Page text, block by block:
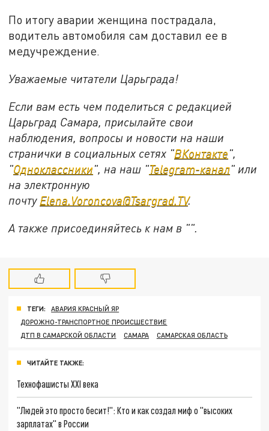
По итогу аварии женщина пострадала,
водитель автомобиля сам доставил ее в
медучреждение.
Уважаемые читатели Царьграда!
Если вам есть чем поделиться с редакцией
Царьград Самара, присылайте свои
наблюдения, вопросы и новости на наши
странички в социальных сетях "ВКонтакте",
"Одноклассники", на наш "Telegram-канал" или
на электронную
почту Elena.Voroncova@Tsargrad.TV.
А также присоединяйтесь к нам в "".
ТЕГИ:
АВАРИЯ КРАСНЫЙ ЯР
ДОРОЖНО-ТРАНСПОРТНОЕ ПРОИСШЕСТВИЕ
ДТП В САМАРСКОЙ ОБЛАСТИ
САМАРА САМАРСКАЯ ОБЛАСТЬ
ЧИТАЙТЕ ТАКЖЕ:
Технофашисты XXI века
"Людей это просто бесит!": Кто и как создал миф о "высоких
зарплатах" в России